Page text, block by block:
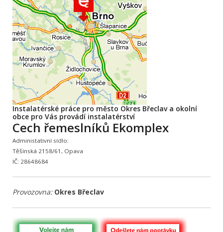
Instalatérské práce pro město Okres Břeclav a okolní
obce pro Vás provádí instalatérství
Cech řemeslníků Ekomplex
Administativní sídlo:
Těšínská 2158/61, Opava
IČ: 28648684
Provozovna: Okres Břeclav